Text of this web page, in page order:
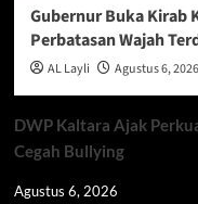
Gubernur Buka Kirab
Perbatasan Wajah
AL Layli Agustus 6, 2026
DWP Kaltara Ajak
Cegah Bullying
Agustus 6, 2026